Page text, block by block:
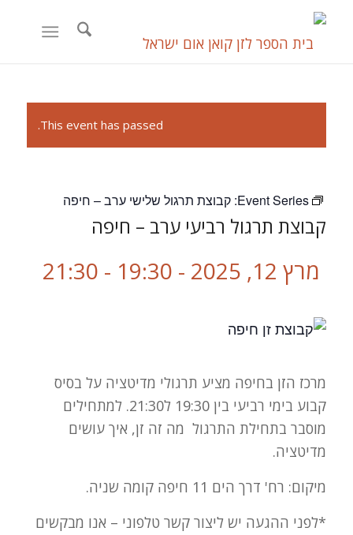
This event has passed.
Event Series: קבוצת תרגול שלישי ערב – חיפה
קבוצת תרגול רביעי ערב – חיפה
מרץ 12, 2025 - 19:30 -
21:30
מרכז הזן בחיפה מציע תרגולי מדיטציה על בסיס
קבוע בימי רביעי בין 19:30 ל21:30. למתחילים
מוסבר בתחילת התרגול מה זה זן, איך עושים
מדיטציה.
מיקום: רח' דרך הים 11 חיפה קומה שניה.
*לפני ההגעה יש ליצור קשר טלפוני – אנו מבקשים